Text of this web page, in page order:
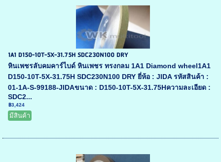
1A1 D150-10T-5X-31.75H SDC230N100 DRY
หินเพชรลับคมคาร์ไบด์ หินเพชร ทรงกลม 1A1 Diamond wheel1A1
D150-10T-5X-31.75H SDC230N100 DRY ยี่ห้อ : JIDA รหัสสินค้า :
01-1A-S-99188-JIDAขนาด : D150-10T-5X-31.75Hความละเอียด :
SDC2...
฿3,424
มีสินค้า